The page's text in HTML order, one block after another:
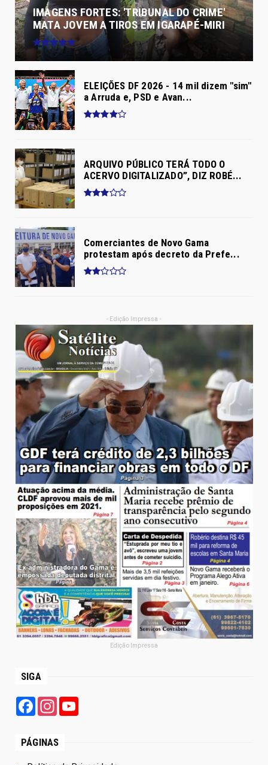
IMAGENS FORTES: 'TRIBUNAL DO CRIME'
MATA JOVEM A TIROS EM IGARAPÉ-MIRI
ELEIÇÕES DF 2026 - 14 mil dizem "sim"
a Arruda e, PSD e Avan...
ARQUIVO PÚBLICO TERÁ TODO O
ACERVO DIGITALIZADO”, DIZ ROBÉ...
Comerciantes de Novo Gama
protestam após decreto da Prefe...
- Edição Impressa -
Edição Impressa
SIGA
FacebookInstagram
PÁGINAS